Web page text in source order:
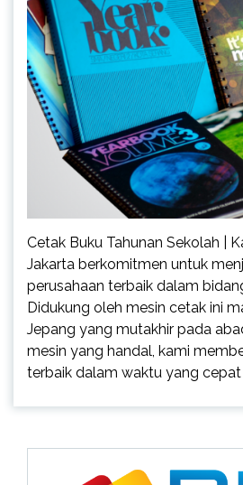
Cetak Buku Tahunan Sekolah |
Jakarta berkomitmen untuk
perusahaan terbaik dalam
Didukung oleh mesin cetak ini
Jepang yang mutakhir pada
mesin yang handal, kami
terbaik dalam waktu yang cepat